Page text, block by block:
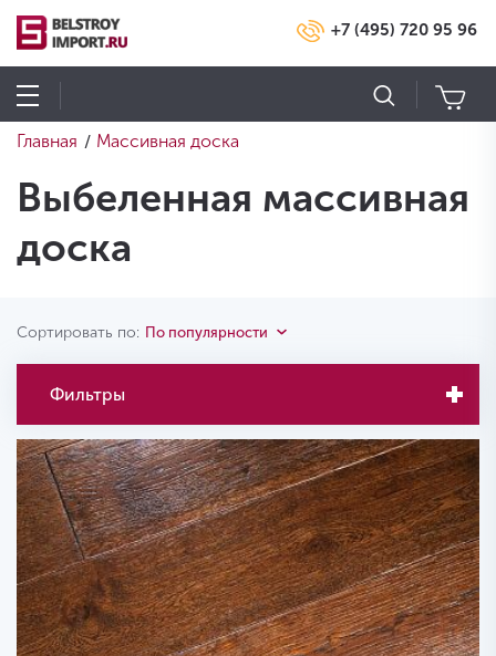
+7 (495) 720 95 96
Главная / Массивная доска
Выбеленная массивная
доска
Сортировать по: По популярности
Фильтры